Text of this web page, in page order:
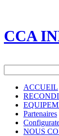
CCA
ACCUEIL
Partenaires
NOUS